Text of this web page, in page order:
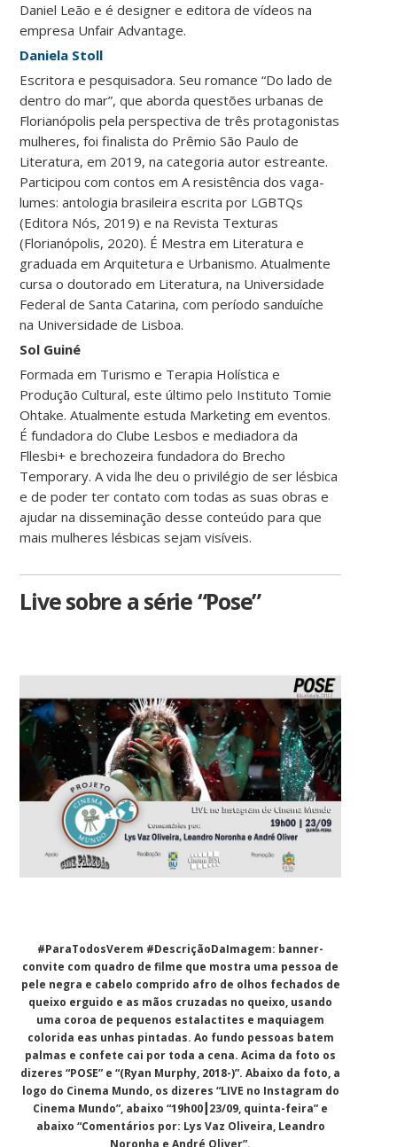
Daniel Leão e é designer e editora de vídeos na
empresa Unfair Advantage.
Daniela Stoll
Escritora e pesquisadora. Seu romance “Do lado de
dentro do mar”, que aborda questões urbanas de
Florianópolis pela perspectiva de três protagonistas
mulheres, foi finalista do Prêmio São Paulo de
Literatura, em 2019, na categoria autor estreante.
Participou com contos em A resistência dos vaga-
lumes: antologia brasileira escrita por LGBTQs
(Editora Nós, 2019) e na Revista Texturas
(Florianópolis, 2020). É Mestra em Literatura e
graduada em Arquitetura e Urbanismo. Atualmente
cursa o doutorado em Literatura, na Universidade
Federal de Santa Catarina, com período sanduíche
na Universidade de Lisboa.
Sol Guiné
Formada em Turismo e Terapia Holística e
Produção Cultural, este último pelo Instituto Tomie
Ohtake. Atualmente estuda Marketing em eventos.
É fundadora do Clube Lesbos e mediadora da
Fllesbi+ e brechozeira fundadora do Brecho
Temporary. A vida lhe deu o privilégio de ser lésbica
e de poder ter contato com todas as suas obras e
ajudar na disseminação desse conteúdo para que
mais mulheres lésbicas sejam visíveis.
Live sobre a série “Pose”
#ParaTodosVerem #DescriçãoDaImagem: banner-
convite com quadro de filme que mostra uma pessoa de
pele negra e cabelo comprido afro de olhos fechados de
queixo erguido e as mãos cruzadas no queixo, usando
uma coroa de pequenos estalactites e maquiagem
colorida eas unhas pintadas. Ao fundo pessoas batem
palmas e confete cai por toda a cena. Acima da foto os
dizeres “POSE” e “(Ryan Murphy, 2018-)”. Abaixo da foto, a
logo do Cinema Mundo, os dizeres “LIVE no Instagram do
Cinema Mundo”, abaixo “19h00┃23/09, quinta-feira” e
abaixo “Comentários por: Lys Vaz Oliveira, Leandro
Noronha e André Oliver”.